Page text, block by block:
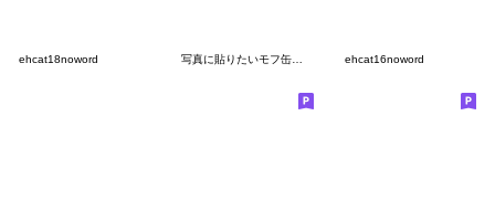
ehcat18noword ehcat16noword